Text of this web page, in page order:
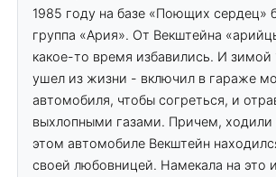
1985 году на базе «Поющих сердец»
группа «Ария». От Векштейна
какое-то время избавились. И зимой
ушел из жизни - включил в гараже
автомобиля, чтобы согреться, и
выхлопными газами. Причем, ходили
этом автомобиле Векштейн
своей любовницей. Намекала на это